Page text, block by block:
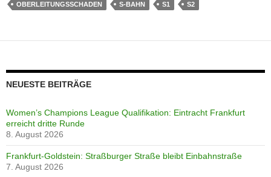
OBERLEITUNGSSCHADEN
S-BAHN S1 S2
NEUESTE BEITRÄGE
Women’s Champions League Qualifikation: Eintracht Frankfurt
erreicht dritte Runde
8. August 2026
Frankfurt-Goldstein: Straßburger Straße bleibt Einbahnstraße
7. August 2026